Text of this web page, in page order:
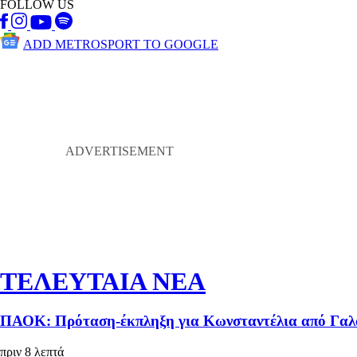
FOLLOW US
ADD METROSPORT TO GOOGLE
ΤΕΛΕΥΤΑΙΑ ΝΕΑ
ΠΑΟΚ: Πρόταση-έκπληξη για Κωνσταντέλια από
πριν 8 λεπτά